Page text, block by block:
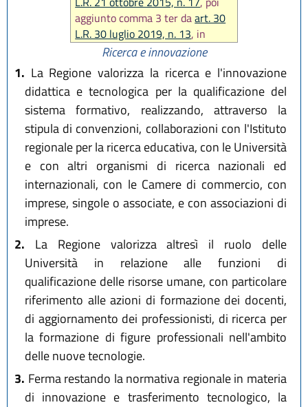
aggiunto comma 3 ter daart. 30
L.R. 30 luglio 2019, n. 13, in
seguito modificato comma 3 bis e
aggiunto comma 3 quater da
art.
3 L.R. 3 agosto 2022, n. 11
Ricerca e innovazione
1. La Regione valorizza la ricerca e l'innovazione
didattica e tecnologica per la qualificazione del
sistema formativo, realizzando, attraverso la
stipula di convenzioni, collaborazioni con l'Istituto
regionale per la ricerca educativa, con le Università
e con altri organismi di ricerca nazionali ed
internazionali, con le Camere di commercio, con
imprese, singole o associate, e con associazioni di
imprese.
2. La Regione valorizza altresì il ruolo delle
Università in relazione alle funzioni di
qualificazione delle risorse umane, con particolare
riferimento alle azioni di formazione dei docenti,
di aggiornamento dei professionisti, di ricerca per
la formazione di figure professionali nell'ambito
delle nuove tecnologie.
3. Ferma restando la normativa regionale in materia
di innovazione e trasferimento tecnologico, la